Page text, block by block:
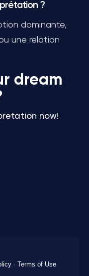
?
dominante,
une relation
dream
now!
· Terms of Use